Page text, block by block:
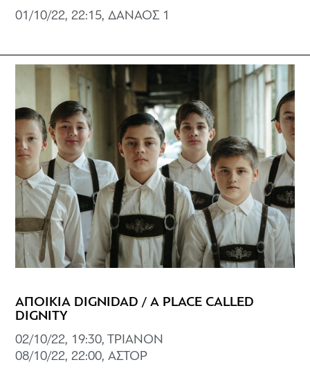
01/10/22, 22:15, ΔΑΝΑΟΣ 1
ΑΠΟΙΚΙΑ DIGNIDAD / A PLACE CALLED
DIGNITY
02/10/22, 19:30, TΡΙΑΝΟΝ
08/10/22, 22:00, ΑΣΤΟΡ